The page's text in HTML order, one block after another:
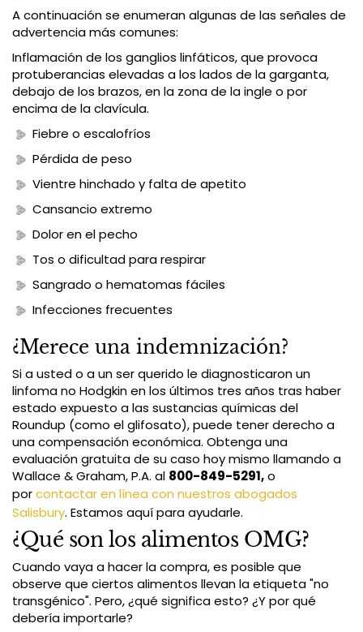
A continuación se enumeran algunas de las señales de
advertencia más comunes:
Inflamación de los ganglios linfáticos, que provoca
protuberancias elevadas a los lados de la garganta,
debajo de los brazos, en la zona de la ingle o por
encima de la clavícula.
Fiebre o escalofríos
Pérdida de peso
Vientre hinchado y falta de apetito
Cansancio extremo
Dolor en el pecho
Tos o dificultad para respirar
Sangrado o hematomas fáciles
Infecciones frecuentes
¿Merece una indemnización?
Si a usted o a un ser querido le diagnosticaron un
linfoma no Hodgkin en los últimos tres años tras haber
estado expuesto a las sustancias químicas del
Roundup (como el glifosato), puede tener derecho a
una compensación económica. Obtenga una
evaluación gratuita de su caso hoy mismo llamando a
Wallace & Graham, P.A. al 800-849-5291,o
porcontactar en línea con nuestros abogados
Salisbury. Estamos aquí para ayudarle.
¿Qué son los alimentos OMG?
Cuando vaya a hacer la compra, es posible que
observe que ciertos alimentos llevan la etiqueta "no
transgénico". Pero, ¿qué significa esto? ¿Y por qué
debería importarle?